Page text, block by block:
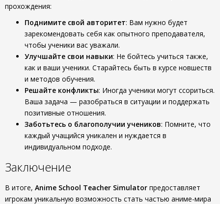
прохождения:
Поднимите свой авторитет: Вам нужно будет
зарекомендовать себя как опытного преподавателя,
чтобы ученики вас уважали.
Улучшайте свои навыки: Не бойтесь учиться также,
как и ваши ученики. Старайтесь быть в курсе новшеств
и методов обучения.
Решайте конфликты: Иногда ученики могут ссориться.
Ваша задача — разобраться в ситуации и поддержать
позитивные отношения.
Заботьтесь о благополучии учеников: Помните, что
каждый учащийся уникален и нуждается в
индивидуальном подходе.
Заключение
В итоге, Anime School Teacher Simulator предоставляет
игрокам уникальную возможность стать частью аниме-мира